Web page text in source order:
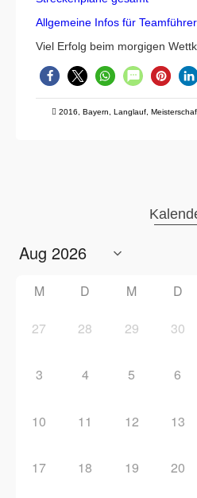
Allgemeine Infos für Teamführer
Viel Erfolg beim morgigen
2016 Bayern Langlauf
M D M D
27 28 29 30
3 4 5 6
10 11 12 13
17 18 19 20